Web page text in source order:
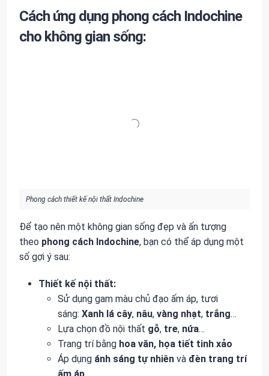
Cách ứng dụng phong cách Indochine
cho không gian sống:
Phong cách thiết kế nội thất Indochine
Để tạo nên một không gian sống đẹp và ấn tượng
theo phong cách Indochine, bạn có thể áp dụng một
số gợi ý sau:
Thiết kế nội thất:
Sử dụng gam màu chủ đạo ấm áp, tươi
sáng: Xanh lá cây, nâu, vàng nhạt, trắng…
Lựa chọn đồ nội thất gỗ, tre, nứa…
Trang trí bằng hoa văn, họa tiết tinh xảo
Áp dụng ánh sáng tự nhiên và đèn trang trí